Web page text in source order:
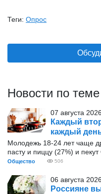
Теги: Опрос
Новости по теме
07 августа
Каждый
каждый
Молодежь 18-24 лет чаще
пасту и пиццу (27%) и
Общество 506
06 августа
Россияне